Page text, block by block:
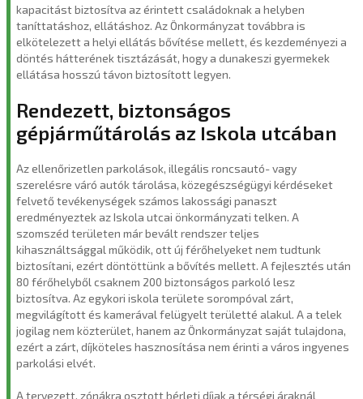
kapacitást biztosítva az érintett családoknak a helyben
taníttatáshoz, ellátáshoz. Az Önkormányzat továbbra is
elkötelezett a helyi ellátás bővítése mellett, és kezdeményezi a
döntés hátterének tisztázását, hogy a dunakeszi gyermekek
ellátása hosszú távon biztosított legyen.
Rendezett, biztonságos
gépjárműtárolás az Iskola utcában
Az ellenőrizetlen parkolások, illegális roncsautó- vagy
szerelésre váró autók tárolása, közegészségügyi kérdéseket
felvető tevékenységek számos lakossági panaszt
eredményeztek az Iskola utcai önkormányzati telken. A
szomszéd területen már bevált rendszer teljes
kihasználtsággal működik, ott új férőhelyeket nem tudtunk
biztosítani, ezért döntöttünk a bővítés mellett. A fejlesztés után
80 férőhelyből csaknem 200 biztonságos parkoló lesz
biztosítva. Az egykori iskola területe sorompóval zárt,
megvilágított és kamerával felügyelt területté alakul. A a telek
jogilag nem közterület, hanem az Önkormányzat saját tulajdona,
ezért a zárt, díjköteles hasznosítása nem érinti a város ingyenes
parkolási elvét.
A tervezett, zónákra osztott bérleti díjak a térségi áraknál